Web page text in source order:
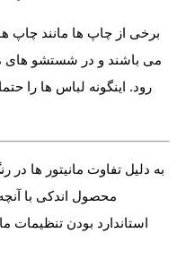
می باشند و در شستشو های
رود. اینگونه لباس ها را
محصول اندکی با
استاندارد بودن تنظیمات